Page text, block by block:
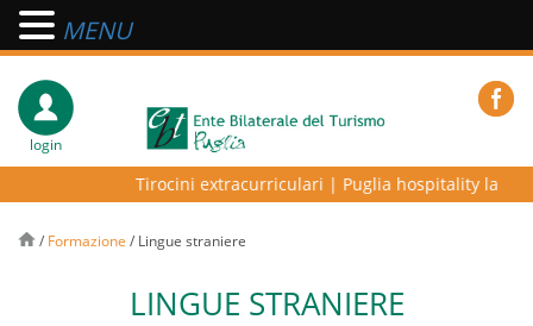
login
Tirocini extracurriculari|Puglia hospitality lab –
/ Formazione / Lingue straniere
LINGUE STRANIERE
MENU